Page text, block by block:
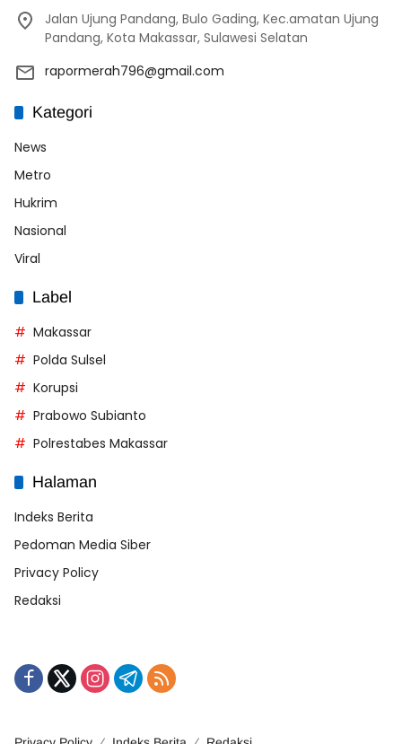
Jalan Ujung Pandang, Bulo Gading, Kec.amatan Ujung
Pandang, Kota Makassar, Sulawesi Selatan
rapormerah796@gmail.com
Kategori
News
Metro
Hukrim
Nasional
Viral
Label
Makassar
Polda Sulsel
Korupsi
Prabowo Subianto
Polrestabes Makassar
Halaman
Indeks Berita
Pedoman Media Siber
Privacy Policy
Redaksi